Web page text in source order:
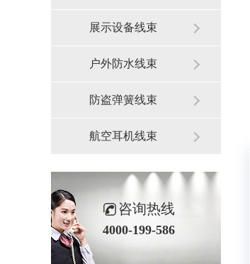
展示设备线束
户外防水线束
防盗弹簧线束
航空耳机线束
咨询热线
4000-199-586